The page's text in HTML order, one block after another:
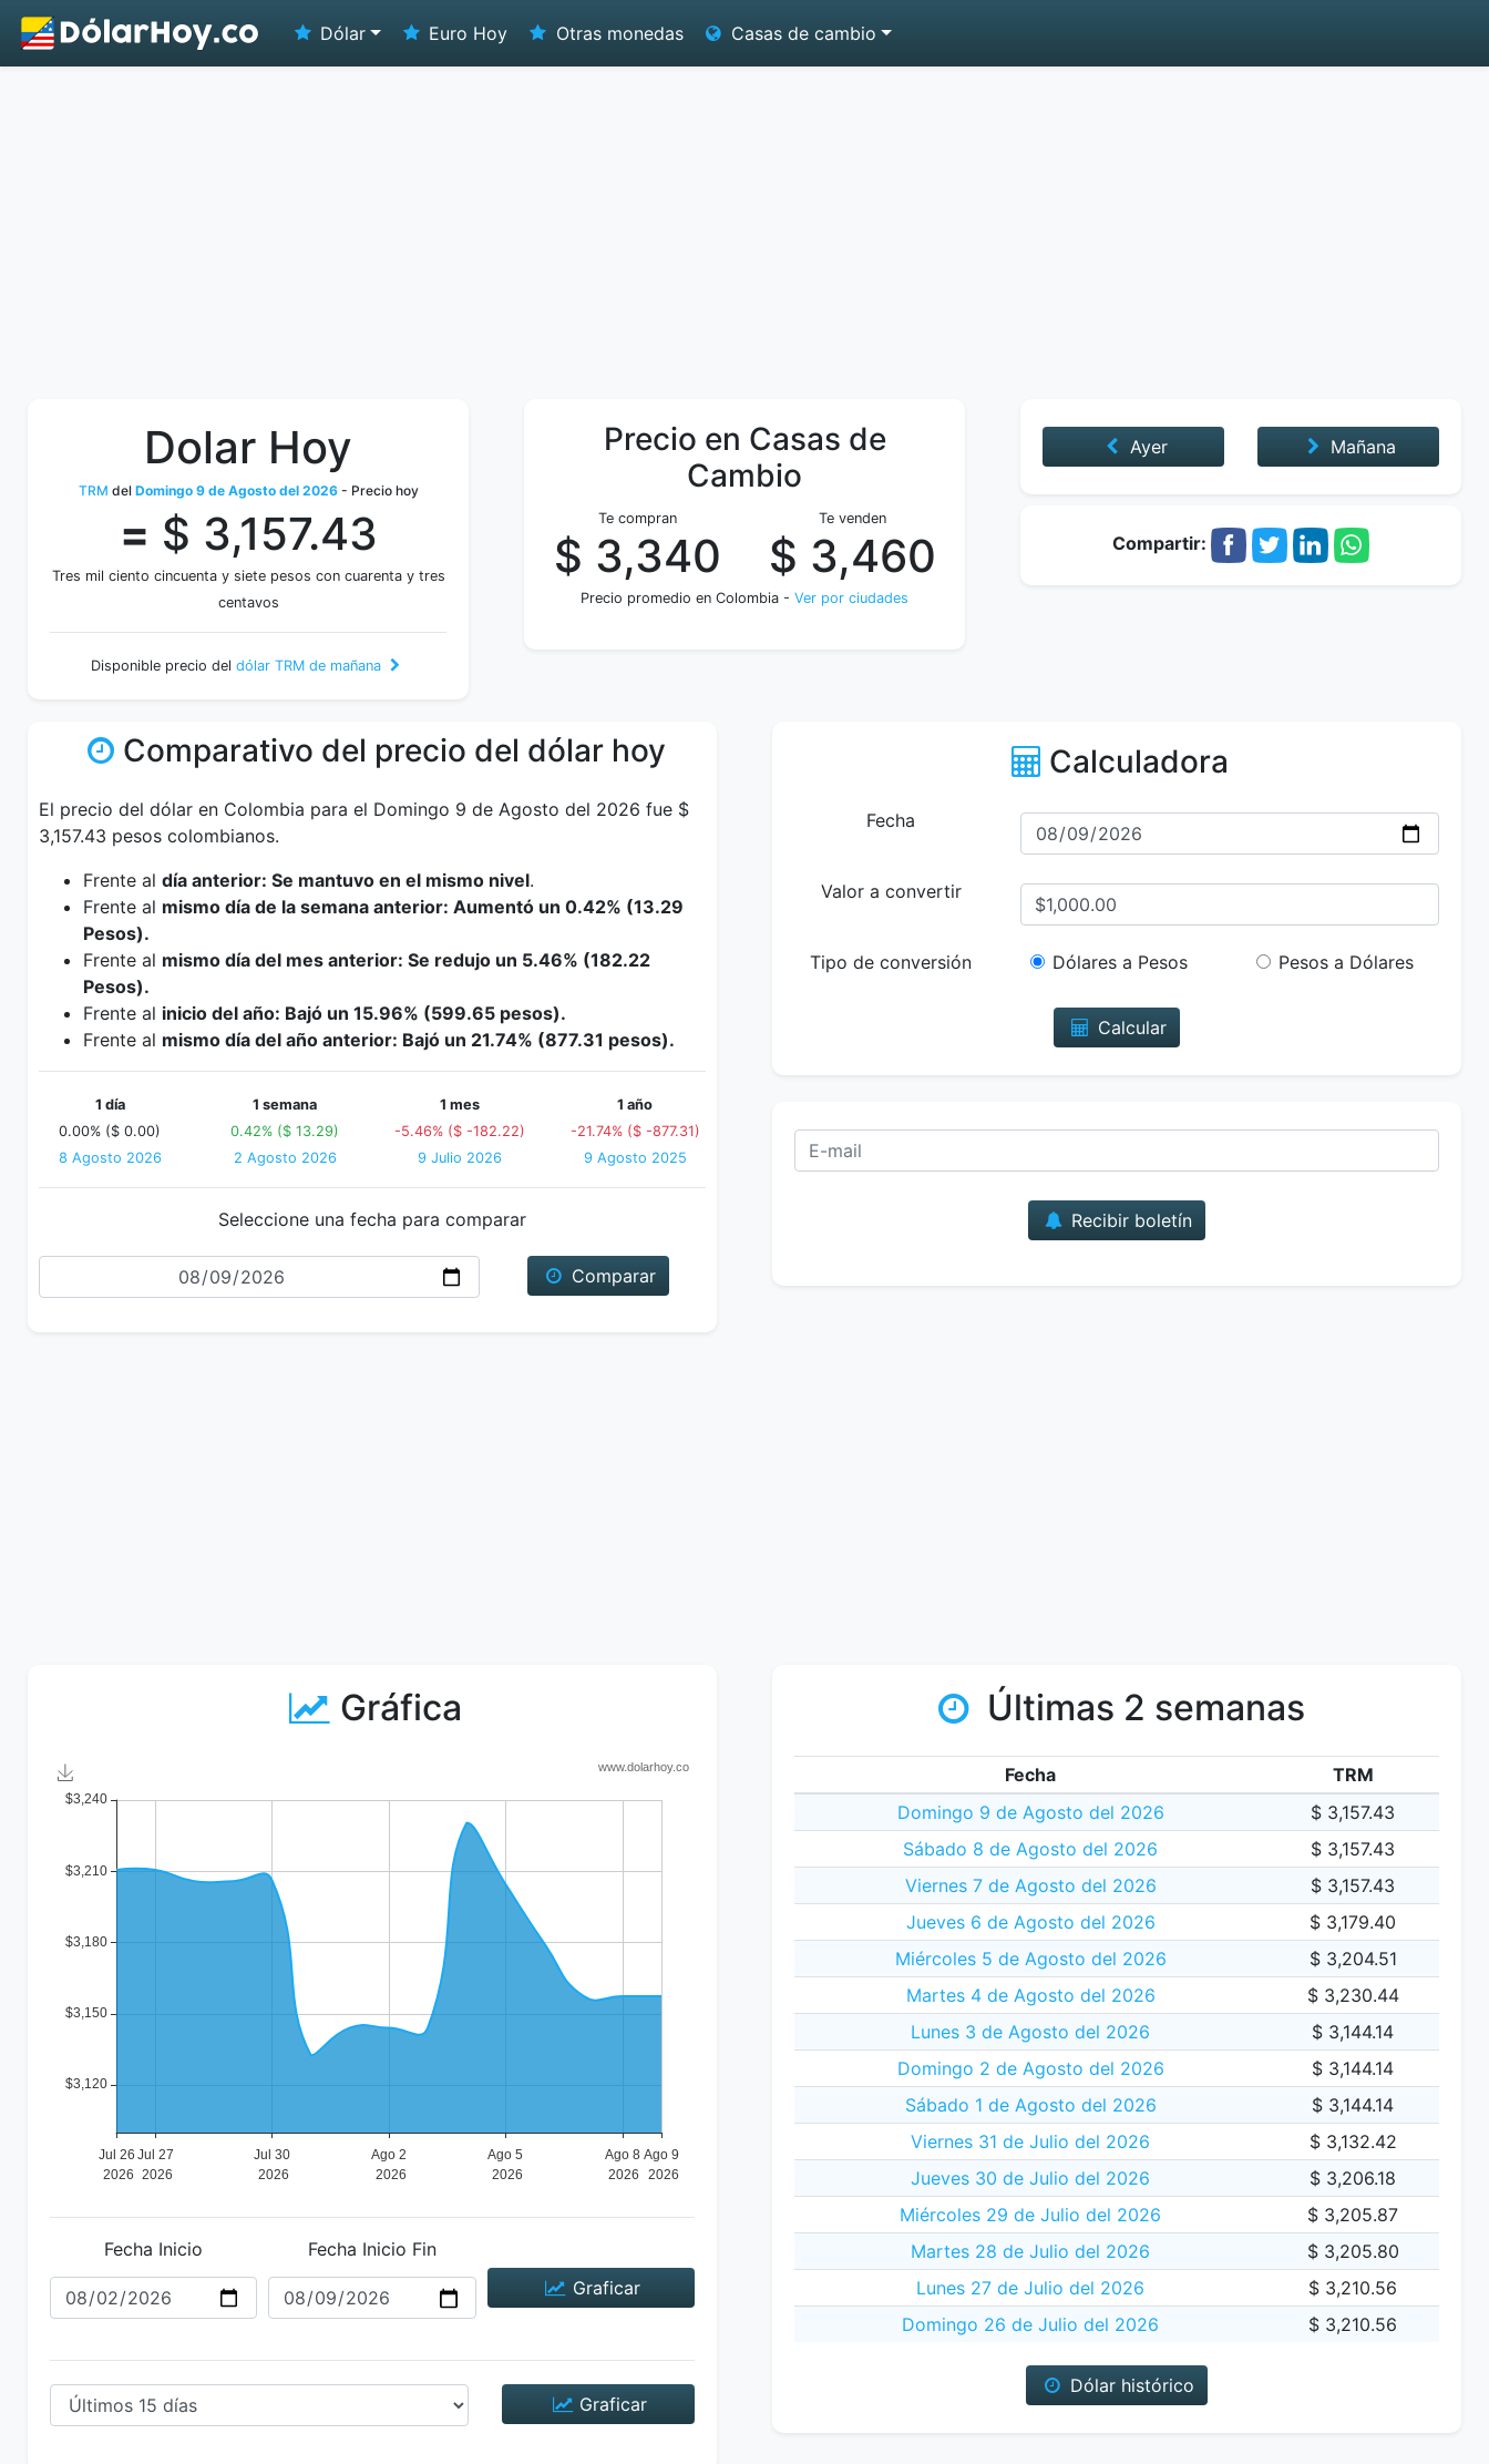
Dólar Euro Hoy Otras monedas Casas de cambio
Dolar Hoy
TRM del Domingo 9 de Agosto del 2026- Precio hoy
= $ 3,157.43
Tres mil ciento cincuenta y siete pesos con cuarenta y tres
centavos
Disponible precio deldólar TRM de mañana
Precio en Casas de
Cambio
Te compran
$ 3,340
Te venden
$ 3,460
Precio promedio en Colombia - Ver por ciudades
Ayer Mañana
Compartir:
Comparativo del precio del dólar hoy
El precio del dólar en Colombia para el Domingo 9 de Agosto del 2026 fue $
3,157.43 pesos colombianos.
Frente al día anterior: Se mantuvo en el mismo nivel.
Frente al mismo día de la semana anterior: Aumentó un 0.42% (13.29
Pesos).
Frente al mismo día del mes anterior: Se redujo un 5.46% (182.22
Pesos).
Frente al inicio del año: Bajó un 15.96% (599.65 pesos).
Frente al mismo día del año anterior: Bajó un 21.74% (877.31 pesos).
1 día
0.00% ($ 0.00)
8 Agosto 2026
1 semana
0.42% ($ 13.29)
2 Agosto 2026
1 mes
-5.46% ($ -182.22)
9 Julio 2026
1 año
-21.74% ($ -877.31)
9 Agosto 2025
Seleccione una fecha para comparar
Fecha
Comparar
Calculadora
Fecha
Valor a convertir
Tipo de conversión Dólares a Pesos Pesos a Dólares
Calcular
Recibir boletín
Gráfica
Fecha Inicio
Fecha Inicio Fin
Graficar
Graficar
Últimas 2 semanas
Fecha
TRM
Domingo 9 de Agosto del 2026
$ 3,157.43
Sábado 8 de Agosto del 2026
$ 3,157.43
Viernes 7 de Agosto del 2026
$ 3,157.43
Jueves 6 de Agosto del 2026
$ 3,179.40
Miércoles 5 de Agosto del 2026
$ 3,204.51
Martes 4 de Agosto del 2026
$ 3,230.44
Lunes 3 de Agosto del 2026
$ 3,144.14
Domingo 2 de Agosto del 2026
$ 3,144.14
Sábado 1 de Agosto del 2026
$ 3,144.14
Viernes 31 de Julio del 2026
$ 3,132.42
Jueves 30 de Julio del 2026
$ 3,206.18
Miércoles 29 de Julio del 2026
$ 3,205.87
Martes 28 de Julio del 2026
$ 3,205.80
Lunes 27 de Julio del 2026
$ 3,210.56
Domingo 26 de Julio del 2026
$ 3,210.56
Dólar histórico